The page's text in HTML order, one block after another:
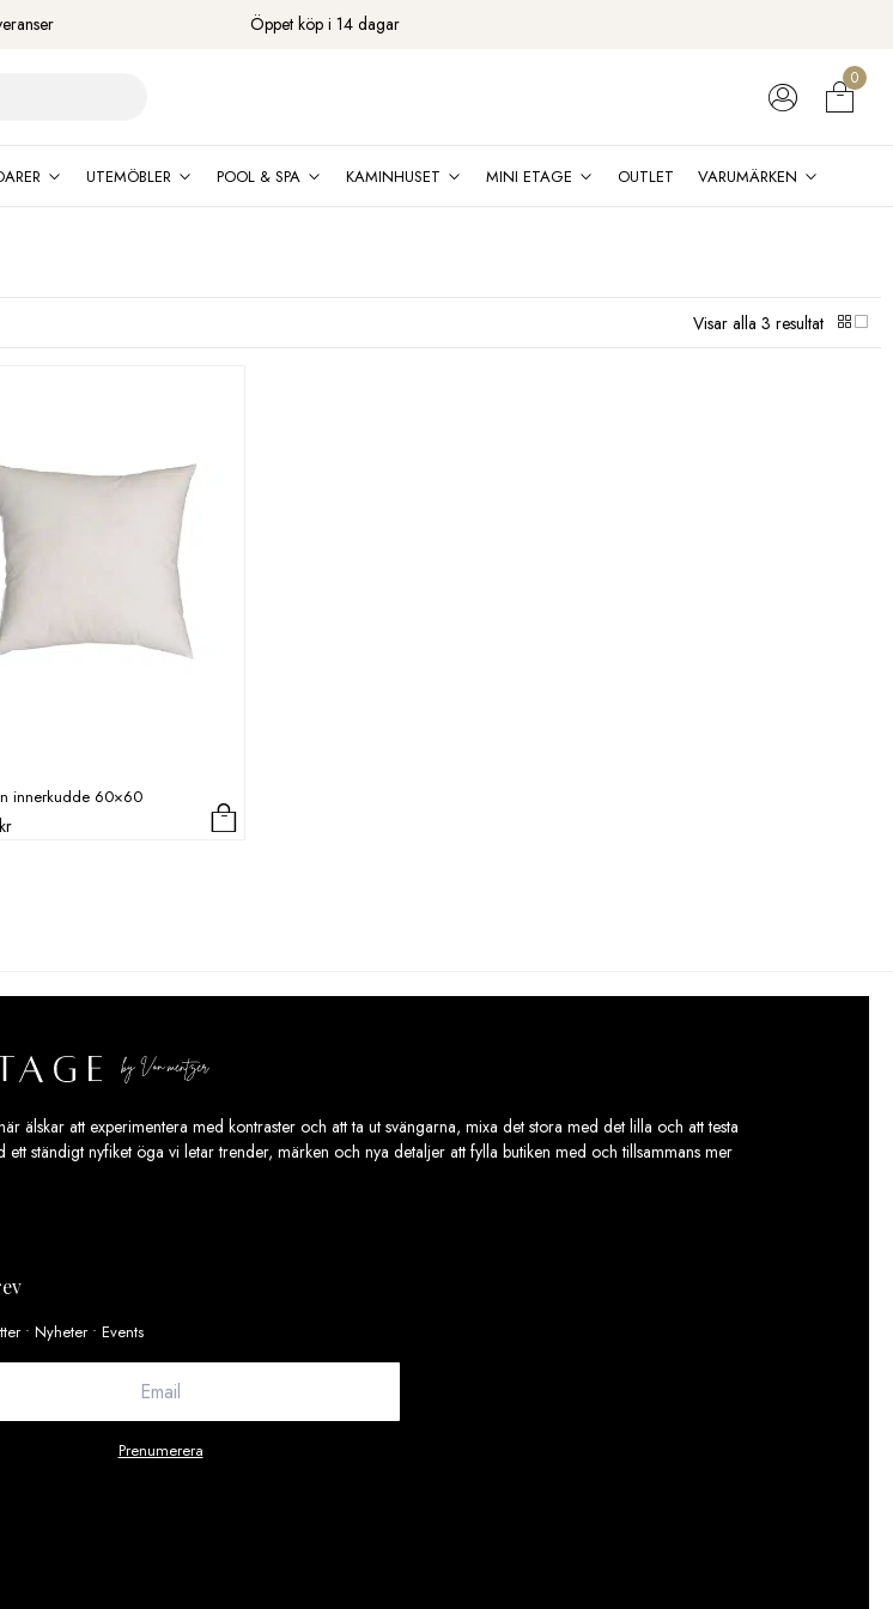
Öppet köp i 14 dagar
0
UTEMÖBLER POOL & SPA KAMINHUSET MINI ETAGE OUTLET VARUMÄRKEN
Visar alla 3 resultat
innerkudde 60×60
kr
älskar att experimentera med kontraster och att ta ut svängarna, mixa det stora med det lilla och att testa
ständigt nyfiket öga vi letar trender, märken och nya detaljer att fylla butiken med och tillsammans mer
• Nyheter • Events
Prenumerera